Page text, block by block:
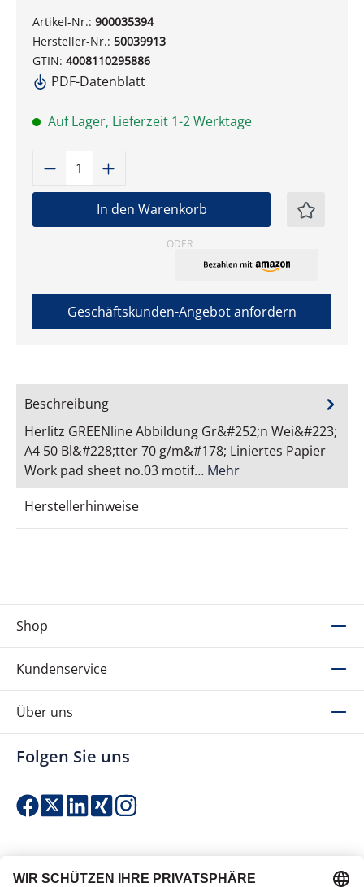
Artikel-Nr.: 900035394
Hersteller-Nr.: 50039913
GTIN: 4008110295886
PDF-Datenblatt
Auf Lager, Lieferzeit 1-2 Werktage
Produkt Anzahl: Gib den
In den Warenkorb
ODER
Geschäftskunden-Angebot anfordern
Beschreibung
Herlitz GREENline Abbildung Gr&#252;n Wei&#223;
A4 50 Bl&#228;tter 70 g/m&#178; Liniertes Papier
Work pad sheet no.03 motif… Mehr
Herstellerhinweise
Shop
Kundenservice
Über uns
Folgen Sie uns
Einfach & sicher bezahlen